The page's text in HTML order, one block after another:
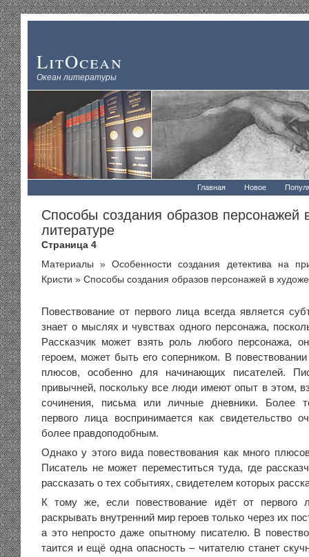
LitOcean
Океан литературы
Главная Новое
Способы создания образов персонажей
литературе
Страница 4
Материалы »Особенности создания детектива на
Кристи » Способы создания образов персонажей в
Повествование от первого лица всегда является
знает о мыслях и чувствах одного персонажа,
Рассказчик может взять роль любого персонажа,
героем, может быть его соперником. В
плюсов, особенно для начинающих писателей.
привычней, поскольку все люди имеют опыт в этом,
сочинения, письма или личные дневники. Более
первого лица воспринимается как свидетельство
более правдоподобным.
Однако у этого вида повествования как много
Писатель не может переместиться туда, где
рассказать о тех событиях, свидетелем которых
К тому же, если повествование идёт от первого
раскрывать внутренний мир героев только через их
а это непросто даже опытному писателю. В
таится и ещё одна опасность – читателю станет